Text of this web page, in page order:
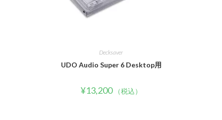
Decksaver
UDO Audio Super 6 Desktop用
¥13,200 （税込）